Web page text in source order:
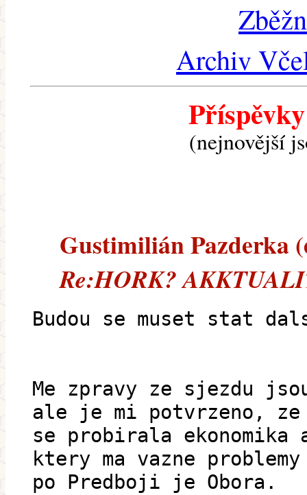
Archiv
(nejnovější
Gustimilián Pazderka
Re:HORK?
Budou se muset stat
Me zpravy ze sjezdu
ale je mi potvrzeno, ze
se probirala
ktery ma vazne problemy
po Predboji je Obora.